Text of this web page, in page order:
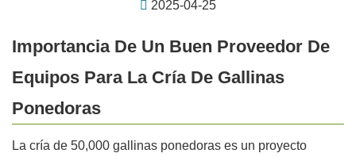
2025-04-25
Importancia De Un Buen Proveedor De
Equipos Para La Cría De Gallinas
Ponedoras
La cría de 50,000 gallinas ponedoras es un proyecto